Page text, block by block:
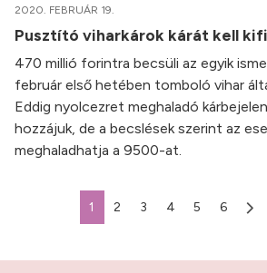
2020. FEBRUÁR 19.
Pusztító viharkárok kárát kell
470 millió forintra becsüli az egyik
február első hetében tomboló vihar
Eddig nyolcezret meghaladó
hozzájuk, de a becslések szerint az
meghaladhatja a 9500-at.
1 2 3 4 5 6